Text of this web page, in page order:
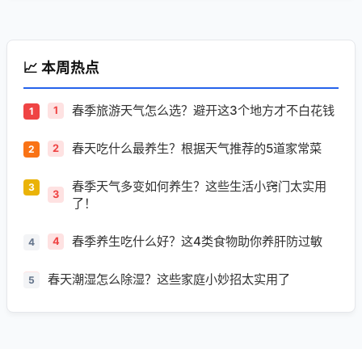
📈 本周热点
1 春季旅游天气怎么选？避开这3个地方才不白花钱
2 春天吃什么最养生？根据天气推荐的5道家常菜
3
春季天气多变如何养生？这些生活小窍门太实用
了！
4 春季养生吃什么好？这4类食物助你养肝防过敏
5 春天潮湿怎么除湿？这些家庭小妙招太实用了